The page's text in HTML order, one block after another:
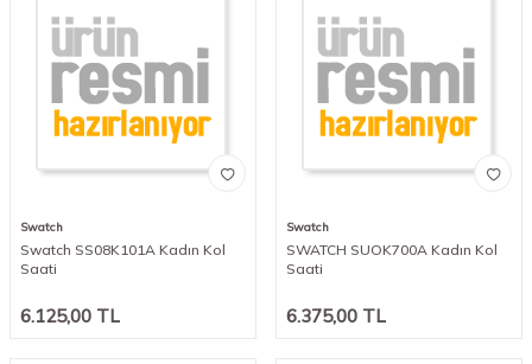
Swatch
Swatch SS08K101A Kadın Kol
Saati
6.125,00 TL
Swatch
SWATCH SUOK700A Kadın Kol
Saati
6.375,00 TL